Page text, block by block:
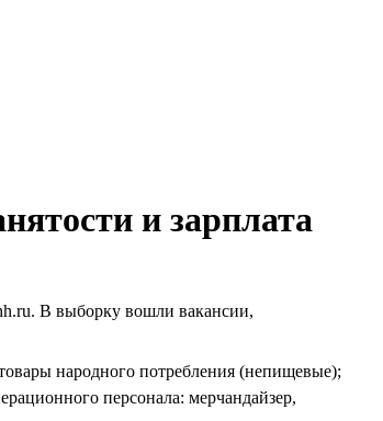
и зарплата
В выборку вошли вакансии,
народного потребления (непищевые);
персонала: мерчандайзер,